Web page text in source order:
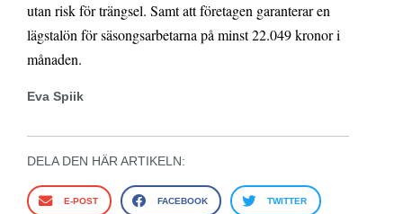
utan risk för trängsel. Samt att företagen garanterar en
lägstalön för säsongsarbetarna på minst 22.049 kronor i
månaden.
Eva Spiik
DELA DEN HÄR ARTIKELN:
E-POST FACEBOOK TWITTER